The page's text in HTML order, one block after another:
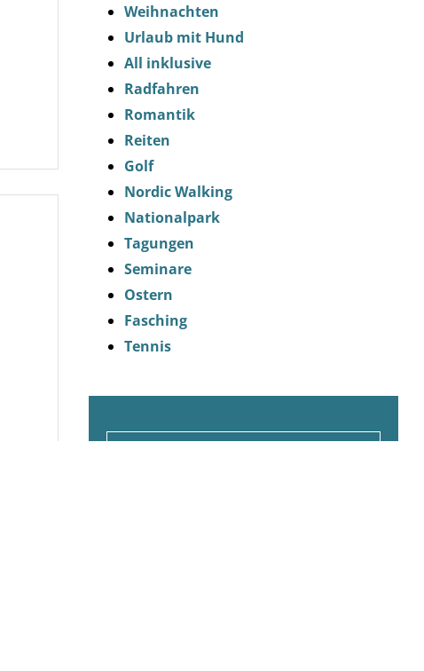
Weihnachten
Urlaub mit Hund
All inklusive
Radfahren
Romantik
Reiten
Golf
Nordic Walking
Nationalpark
Tagungen
Seminare
Ostern
Fasching
Tennis